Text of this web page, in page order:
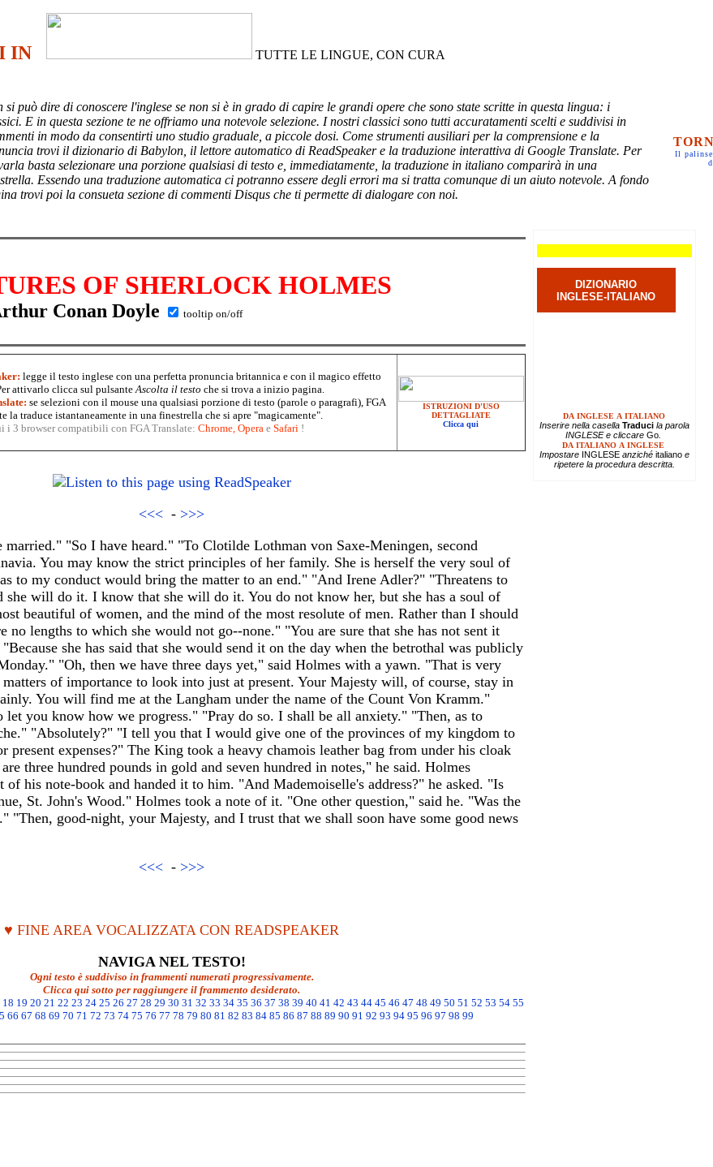
IN TUTTE LE LINGUE, CON CURA
si può dire di conoscere l'inglese se non si è in grado di capire le grandi opere che sono state scritte in questa lingua: i
E in questa sezione te ne offriamo una notevole selezione. I nostri classici sono tutti accuratamenti scelti e suddivisi in
in modo da consentirti uno studio graduale, a piccole dosi. Come strumenti ausiliari per la comprensione e la
trovi il dizionario di Babylon, il lettore automatico di ReadSpeaker e la traduzione interattiva di Google Translate. Per
basta selezionare una porzione qualsiasi di testo e, immediatamente, la traduzione in italiano comparirà in una
Essendo una traduzione automatica ci potranno essere degli errori ma si tratta comunque di un aiuto notevole. A fondo
trovi poi la consueta sezione di commenti Disqus che ti permette di dialogare con noi.
Il
OF SHERLOCK HOLMES
Conan Doyle tooltip on/off
legge il testo inglese con una perfetta pronuncia britannica e con il magico effetto
attivarlo clicca sul pulsanteAscolta il testo che si trova a inizio pagina.
se selezioni con il mouse una qualsiasi porzione di testo (parole o paragrafi), FGA
la traduce istantaneamente in una finestrella che si apre "magicamente".
i 3 browser compatibili con FGA Translate: Chrome, Operae Safari !
ISTRUZIONI D'USO
DETTAGLIATE
Clicca qui
<<< - >>>
"So I have heard." "To Clotilde Lothman von Saxe-Meningen, second
You may know the strict principles of her family. She is herself the very soul of
to my conduct would bring the matter to an end." "And Irene Adler?" "Threatens to
she will do it. I know that she will do it. You do not know her, but she has a soul of
beautiful of women, and the mind of the most resolute of men. Rather than I should
no lengths to which she would not go--none." "You are sure that she has not sent it
she has said that she would send it on the day when the betrothal was publicly
"Oh, then we have three days yet," said Holmes with a yawn. "That is very
of importance to look into just at present. Your Majesty will, of course, stay in
You will find me at the Langham under the name of the Count Von Kramm."
you know how we progress." "Pray do so. I shall be all anxiety." "Then, as to
"Absolutely?" "I tell you that I would give one of the provinces of my kingdom to
present expenses?" The King took a heavy chamois leather bag from under his cloak
three hundred pounds in gold and seven hundred in notes," he said. Holmes
of his note-book and handed it to him. "And Mademoiselle's address?" he asked. "Is
St. John's Wood." Holmes took a note of it. "One other question," said he. "Was the
"Then, good-night, your Majesty, and I trust that we shall soon have some good news
<<< - >>>
♥ FINE AREA VOCALIZZATA CON READSPEAKER
NAVIGA NEL TESTO!
Ogni testo è suddiviso in frammenti numerati progressivamente.
Clicca qui sotto per raggiungere il frammento desiderato.
18 19 20 21 22 23 24 25 26 27 28 29 30 31 32 33 34 35 36 37 38 39 40 41 42 43 44 45 46 47 48 49 50 51 52 53 54 55
66 67 68 69 70 71 72 73 74 75 76 77 78 79 80 81 82 83 84 85 86 87 88 89 90 91 92 93 94 95 96 97 98 99
DIZIONARIO
INGLESE-ITALIANO
DA INGLESE A ITALIANO
Inserire nella casella Traducila parola
INGLESE e cliccare Go.
DA ITALIANO A INGLESE
Impostare INGLESEanziché italianoe
ripetere la procedura descritta.